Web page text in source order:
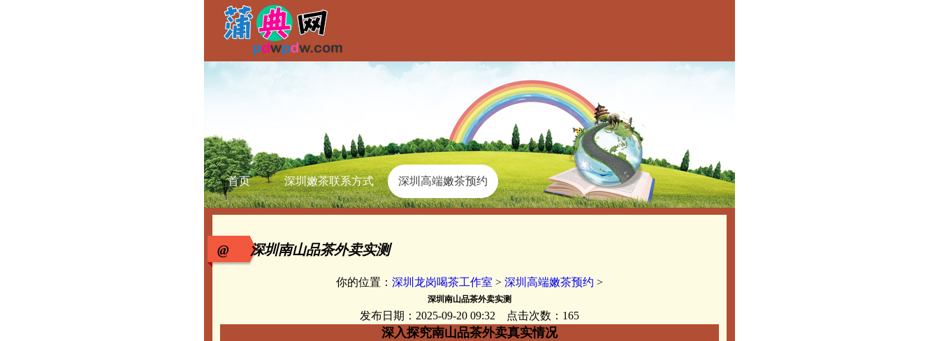
首页 深圳嫩茶联系方式 深圳高端嫩茶预约
@ 深圳南山品茶外卖实测
你的位置： 深圳龙岗喝茶工作室 > 深圳高端嫩茶预约 >
深圳南山品茶外卖实测
发布日期：2025-09-20 09:32 点击次数：165
深入探究南山品茶外卖真实情况